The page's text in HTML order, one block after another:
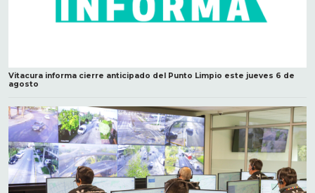
Vitacura informa cierre anticipado del Punto Limpio este jueves 6 de
agosto